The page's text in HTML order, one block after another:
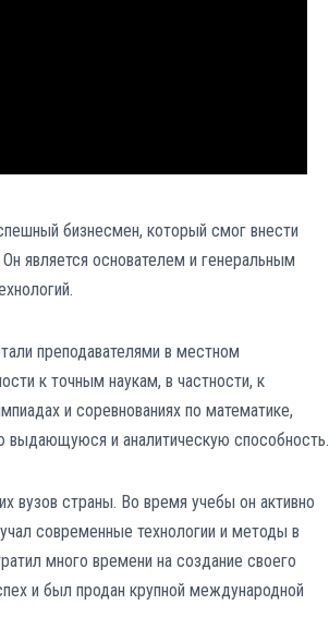
бизнесмен, который смог внести
является основателем и генеральным
преподавателями в местном
к точным наукам, в частности, к
и соревнованиях по математике,
выдающуюся и аналитическую способность.
вузов страны. Во время учебы он активно
современные технологии и методы в
много времени на создание своего
и был продан крупной международной